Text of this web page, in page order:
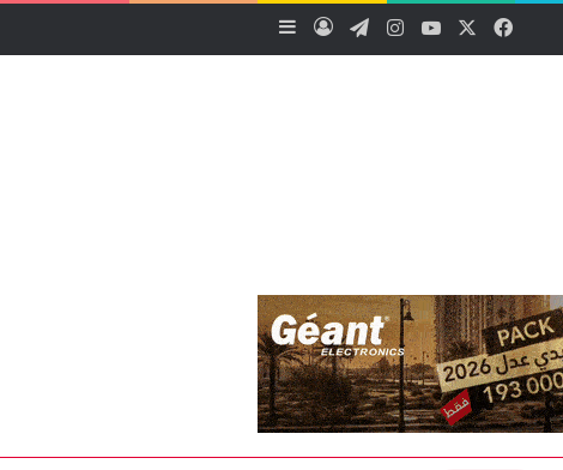
فيسبوك ‫YouTubeانستقرامتيلقرامتسجيل الدخول